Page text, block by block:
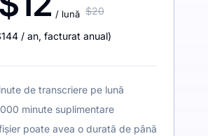
/ lună $20
/ an, facturat anual)
de transcriere pe lună
minute suplimentare
poate avea o durată de până